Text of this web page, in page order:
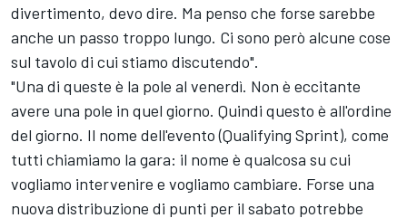
divertimento, devo dire. Ma penso che forse sarebbe
anche un passo troppo lungo. Ci sono però alcune cose
sul tavolo di cui stiamo discutendo".
"Una di queste è la pole al venerdì. Non è eccitante
avere una pole in quel giorno. Quindi questo è all'ordine
del giorno. Il nome dell'evento (Qualifying Sprint), come
tutti chiamiamo la gara: il nome è qualcosa su cui
vogliamo intervenire e vogliamo cambiare. Forse una
nuova distribuzione di punti per il sabato potrebbe